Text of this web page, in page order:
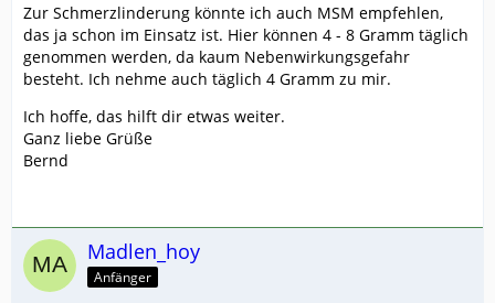
Zur Schmerzlinderung könnte ich auch MSM empfehlen,
das ja schon im Einsatz ist. Hier können 4 - 8 Gramm täglich
genommen werden, da kaum Nebenwirkungsgefahr
besteht. Ich nehme auch täglich 4 Gramm zu mir.
Ich hoffe, das hilft dir etwas weiter.
Ganz liebe Grüße
Bernd
Madlen_hoy
Anfänger